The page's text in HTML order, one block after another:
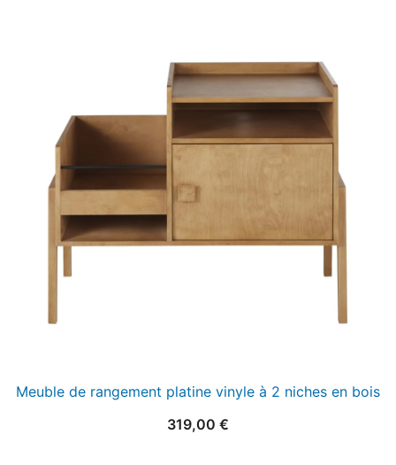
Meuble de rangement platine vinyle à 2 niches en bois
319,00 €